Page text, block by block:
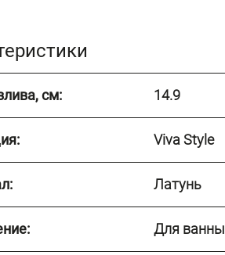
см: 14.9
Viva Style
Латунь
Для ванны